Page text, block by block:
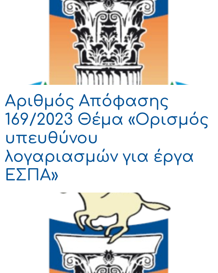
Αριθμός Απόφασης
169/2023 Θέμα «Ορισμός
υπευθύνου
λογαριασμών για έργα
ΕΣΠΑ»